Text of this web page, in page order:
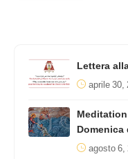
Lettera
aprile 30,
agosto